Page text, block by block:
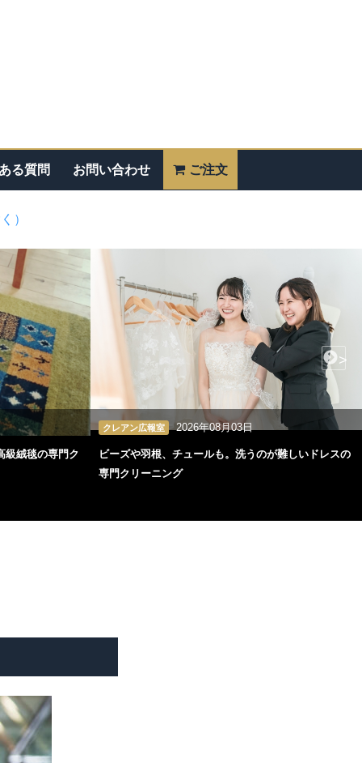
る質問 お問い合わせ ご注文
）
級絨毯の専門ク
クレアン広報室 2026年08月03日
ビーズや羽根、チュールも。洗うのが難しいドレスの
専門クリーニング
>